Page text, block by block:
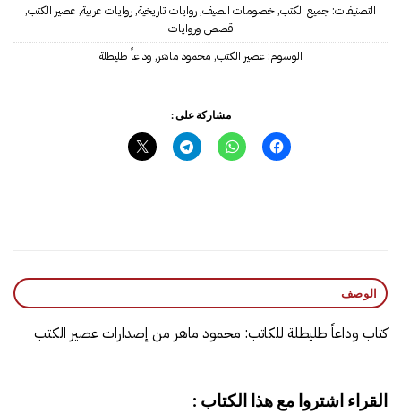
التصنيفات: جميع الكتب,خصومات الصيف,روايات تاريخية,روايات عربية,عصير الكتب,
قصص وروايات
الوسوم:عصير الكتب, محمود ماهر, وداعاً طليطلة‎
مشاركة على :
الوصف
كتاب وداعاً طليطلة‎ للكاتب: ‎محمود ماهر‎ من إصدارات عصير الكتب
القراء اشتروا مع هذا الكتاب :